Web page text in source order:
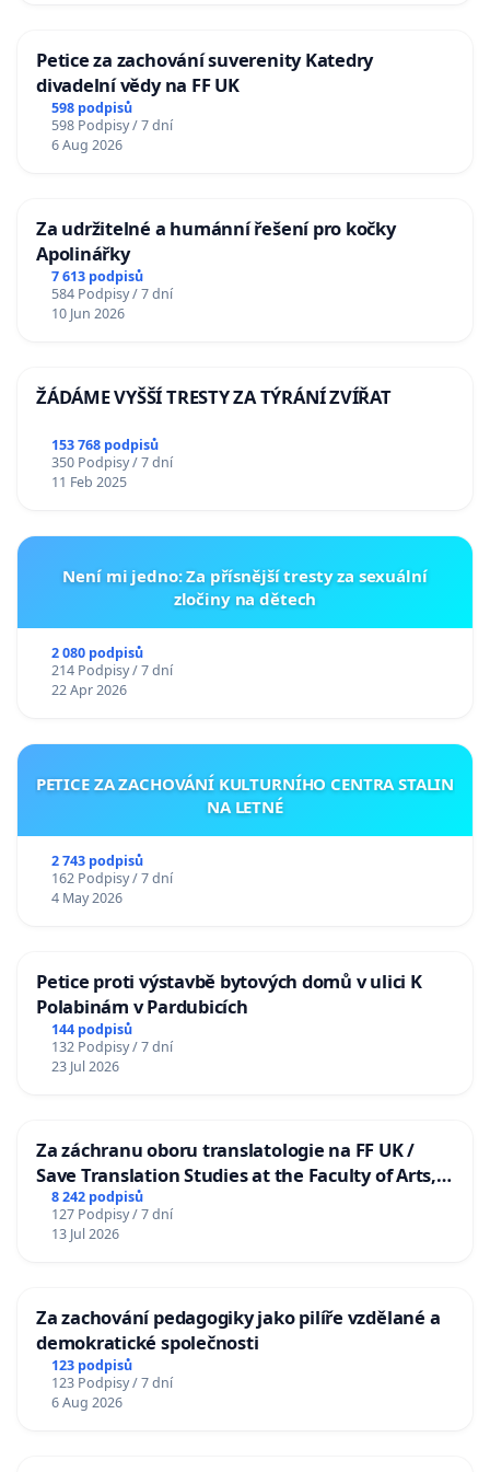
Petice za zachování suverenity Katedry
divadelní vědy na FF UK
598 podpisů
598 Podpisy / 7 dní
6 Aug 2026
Za udržitelné a humánní řešení pro kočky
Apolinářky
7 613 podpisů
584 Podpisy / 7 dní
10 Jun 2026
ŽÁDÁME VYŠŠÍ TRESTY ZA TÝRÁNÍ ZVÍŘAT
153 768 podpisů
350 Podpisy / 7 dní
11 Feb 2025
Není mi jedno: Za přísnější tresty za sexuální
zločiny na dětech
2 080 podpisů
214 Podpisy / 7 dní
22 Apr 2026
PETICE ZA ZACHOVÁNÍ KULTURNÍHO CENTRA STALIN
NA LETNÉ
2 743 podpisů
162 Podpisy / 7 dní
4 May 2026
Petice proti výstavbě bytových domů v ulici K
Polabinám v Pardubicích
144 podpisů
132 Podpisy / 7 dní
23 Jul 2026
Za záchranu oboru translatologie na FF UK /
Save Translation Studies at the Faculty of Arts,
Charles University
8 242 podpisů
127 Podpisy / 7 dní
13 Jul 2026
Za zachování pedagogiky jako pilíře vzdělané a
demokratické společnosti
123 podpisů
123 Podpisy / 7 dní
6 Aug 2026